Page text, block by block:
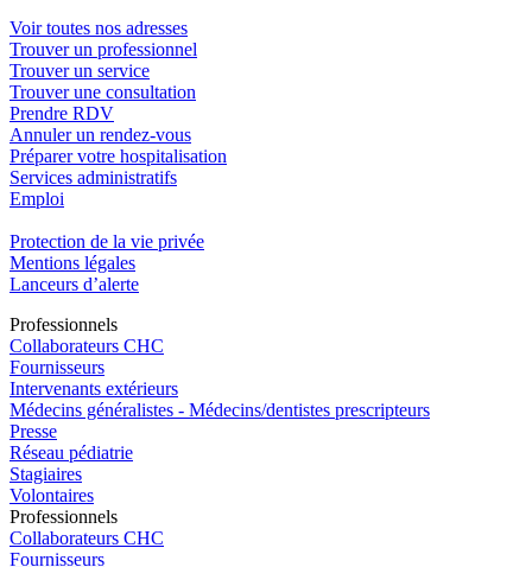
Voir toutes nos adresses
Trouver un professionnel
Trouver un service
Trouver une consultation
Prendre RDV
Annuler un rendez-vous
Préparer votre hospitalisation
Services administratifs
Emploi​
Protection de la vie privée
Mentions légales
Lanceurs d’alerte
Professionnels
Collaborateurs CHC
Fournisseurs
Intervenants extérieurs
Médecins généralistes - Médecins/dentistes prescripteurs
Presse
Réseau pédiatrie
Stagiaires
Volontaires
Professionnels
Collaborateurs CHC
Fournisseurs